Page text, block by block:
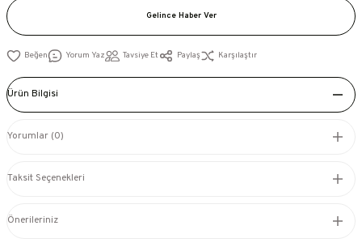
Gelince Haber Ver
Yorum Yaz Tavsiye Et Paylaş Karşılaştır
Ürün Bilgisi
Yorumlar (0)
Taksit Seçenekleri
Önerileriniz